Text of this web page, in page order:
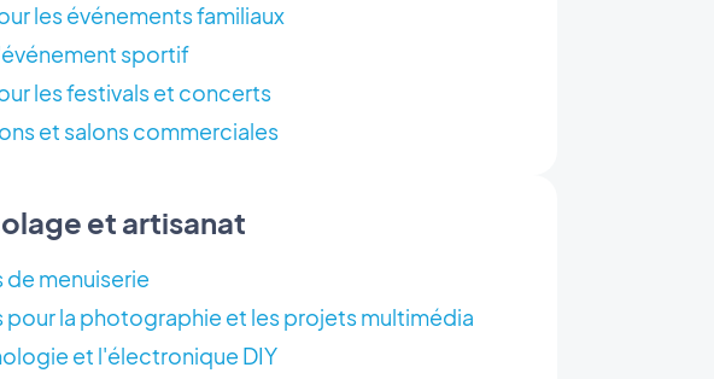
les événements familiaux
sportif
les festivals et concerts
et salons commerciales
et artisanat
de menuiserie
pour la photographie et les projets multimédia
et l'électronique DIY